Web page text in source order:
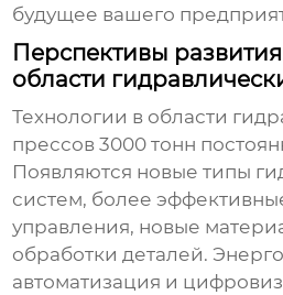
будущее вашего
Перспективы
области
Технологии в области
прессов 3000 тонн
Появляются новые типы
систем, более
управления, новые
обработки деталей.
автоматизация и